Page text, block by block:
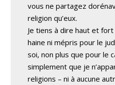
vous ne partagez
religion qu’eux.
Je tiens à dire haut et fort
haine ni mépris pour le
soi, non plus que pour le
simplement que je
religions – ni à aucune